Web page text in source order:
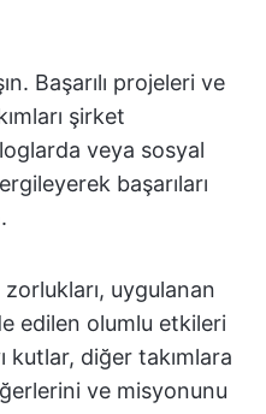
Başarılı projeleri ve
şirket
veya sosyal
başarıları
zorlukları, uygulanan
edilen olumlu etkileri
kutlar, diğer takımlara
ve misyonunu